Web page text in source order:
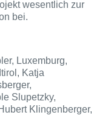
wesentlich zur
bei.
Luxemburg,
Katja
Slupetzky,
Klingenberger,